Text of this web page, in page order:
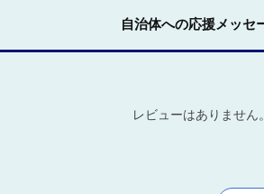
自治体への応援メッセ
レビューはありません。